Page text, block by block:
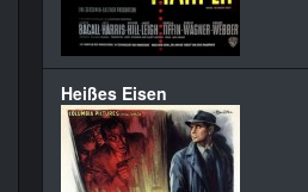
Heißes Eisen